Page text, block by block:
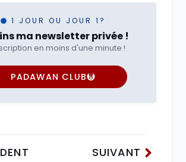
1 JOUR OU JOUR 1?
ma newsletter privée !
en moins d'une minute !
PADAWAN CLUB
SUIVANT